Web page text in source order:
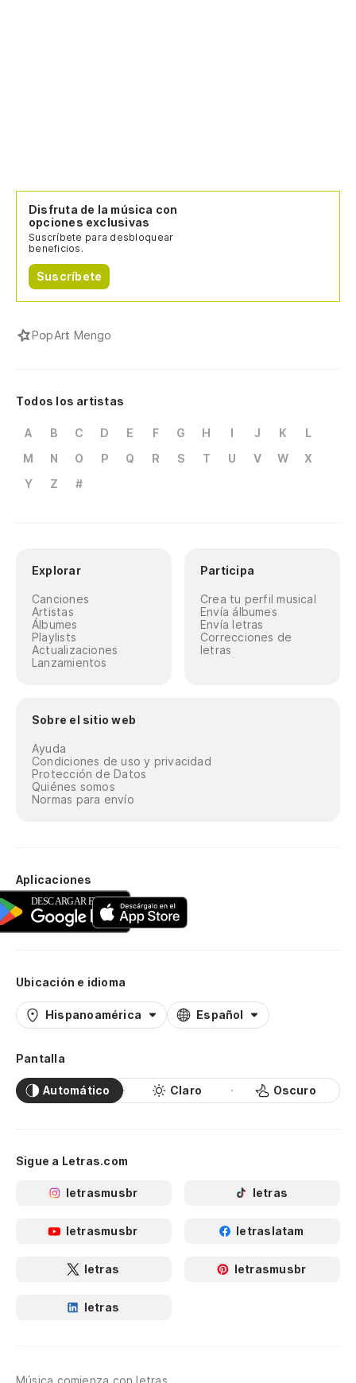
Disfruta de la música con
opciones exclusivas
Suscríbete para desbloquear
beneficios.
Suscríbete
PopArt Mengo
Todos los artistas
A B C D E F G H I J K
L
M
N O P Q R S T U V W
X
Y
Z #
Explorar
Canciones
Artistas
Álbumes
Playlists
Actualizaciones
Lanzamientos
Participa
Crea tu perfil musical
Envía álbumes
Envía letras
Correcciones de
letras
Sobre el sitio web
Ayuda
Condiciones de uso y privacidad
Protección de Datos
Quiénes somos
Normas para envío
Aplicaciones
Ubicación e idioma
Hispanoamérica Español
Pantalla
Automático Claro Oscuro
Sigue a Letras.com
letrasmusbr letras
letrasmusbr letraslatam
letras letrasmusbr
letras
Música comienza con letras